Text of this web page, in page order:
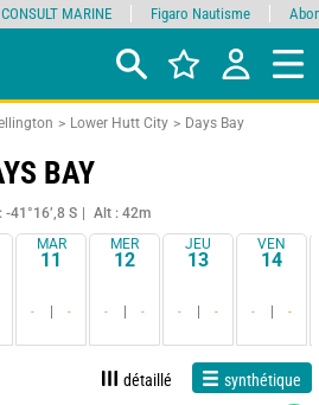
Lower Hutt City Days Bay
BAY
-41°16’,8 S
Alt : 42m
MAR
11
- -
MER
12
- -
JEU
13
- -
VEN
14
- -
détaillé synthétique
MARINE Figaro Nautisme